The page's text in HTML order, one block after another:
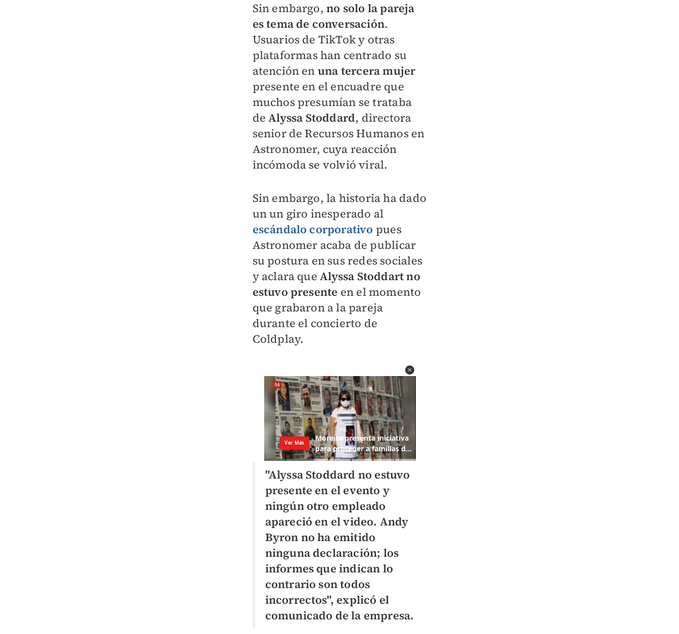
Sin embargo,no solo la pareja
es tema de conversación.
Usuarios de TikTok y otras
plataformas han centrado su
atención en una tercera mujer
presente en el encuadre que
muchos presumían se trataba
deAlyssa Stoddard, directora
senior de Recursos Humanos en
Astronomer, cuya reacción
incómoda se volvió viral.
Sin embargo, la historia ha dado
un un giro inesperado al
escándalo corporativo pues
Astronomer acaba de publicar
su postura en sus redes sociales
y aclara queAlyssa Stoddart no
estuvo presente en el momento
que grabaron a la pareja
durante el concierto de
Coldplay.
"Alyssa Stoddard no estuvo
presente en el evento y
ningún otro empleado
apareció en el video. Andy
Byron no ha emitido
ninguna declaración; los
informes que indican lo
contrario son todos
incorrectos", explicó el
comunicado de la empresa.